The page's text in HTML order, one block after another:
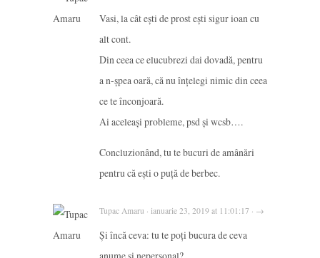
Vasi, la cât ești de prost ești sigur ioan cu
alt cont.
Din ceea ce elucubrezi dai dovadă, pentru
a n-șpea oară, că nu înțelegi nimic din ceea
ce te înconjoară.
Ai aceleași probleme, psd și wcsb….
Concluzionând, tu te bucuri de amânări
pentru că ești o puță de berbec.
Tupac Amaru · ianuarie 23, 2019 at 11:01:17 · →
Și încă ceva: tu te poți bucura de ceva
anume și nepersonal?